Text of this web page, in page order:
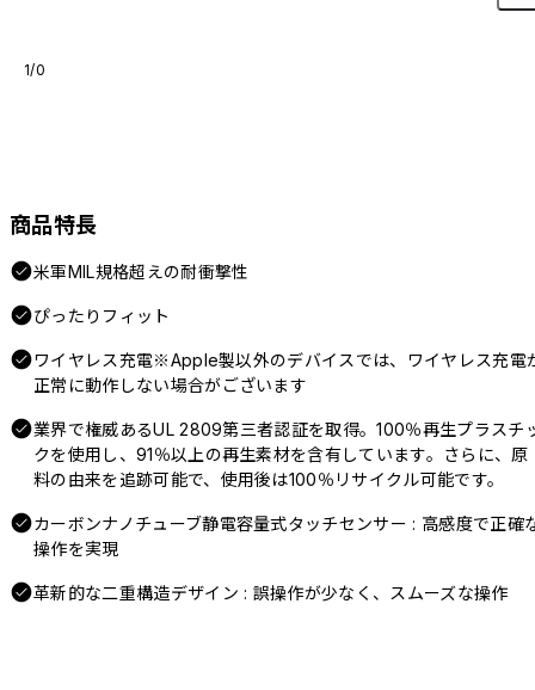
1/0
商品特長
米軍MIL規格超えの耐衝撃性
ぴったりフィット
ワイヤレス充電※Apple製以外のデバイスでは、ワイヤレス充電
正常に動作しない場合がございます
業界で権威あるUL 2809第三者認証を取得。100％再生プラスチ
クを使用し、91％以上の再生素材を含有しています。さらに、原
料の由来を追跡可能で、使用後は100％リサイクル可能です。
カーボンナノチューブ静電容量式タッチセンサー : 高感度で正確
操作を実現
革新的な二重構造デザイン : 誤操作が少なく、スムーズな操作